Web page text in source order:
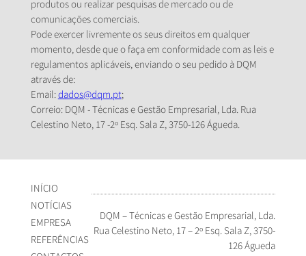
produtos ou realizar pesquisas de mercado ou de
comunicações comerciais.
Pode exercer livremente os seus direitos em qualquer
momento, desde que o faça em conformidade com as leis e
regulamentos aplicáveis, enviando o seu pedido à DQM
através de:
Email:dados@dqm.pt;
Correio: DQM - Técnicas e Gestão Empresarial, Lda. Rua
Celestino Neto, 17 -2º Esq. Sala Z, 3750-126 Águeda.
INÍCIO
NOTÍCIAS
EMPRESA
REFERÊNCIAS
DQM – Técnicas e Gestão Empresarial, Lda.
Rua Celestino Neto, 17 – 2º Esq. Sala Z, 3750-
126 Águeda